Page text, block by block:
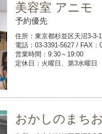
美容室 アニモ
予約優先
住所：東京都杉並区天沼3-3-
電話：03-3391-5627 / FAX：
営業時間：9:30～19:00
定休日：火曜日、第3水曜日
おかしのまち